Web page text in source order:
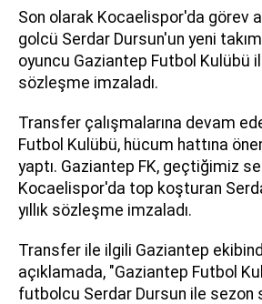
Son olarak Kocaelispor'da görev
golcü Serdar Dursun'un yeni
oyuncu Gaziantep Futbol Kulübü
sözleşme imzaladı.
Transfer çalışmalarına devam
Futbol Kulübü, hücum hattına
yaptı. Gaziantep FK, geçtiğimiz
Kocaelispor'da top koşturan
yıllık sözleşme imzaladı.
Transfer ile ilgili Gaziantep
açıklamada, "Gaziantep Futbol
futbolcu Serdar Dursun ile sezon